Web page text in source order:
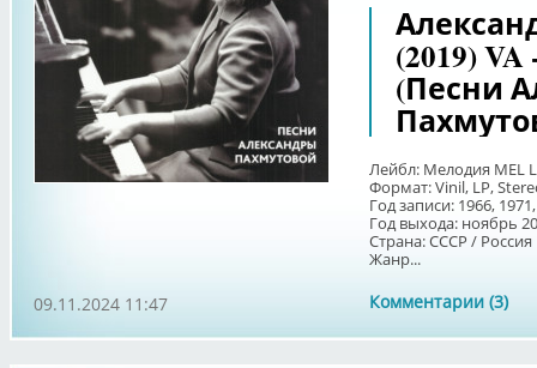
(2019)
(Песни
Лейбл: Мелодия MEL
Формат: Vinil, LP,
Год записи: 1966,
Год выхода: ноябрь
Страна: СССР / Россия
Жанр...
Комментарии (3)
09.11.2024 11:47